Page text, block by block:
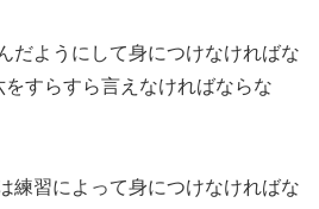
だようにして身につけなければな
すらすら言えなければならな
練習によって身につけなければな